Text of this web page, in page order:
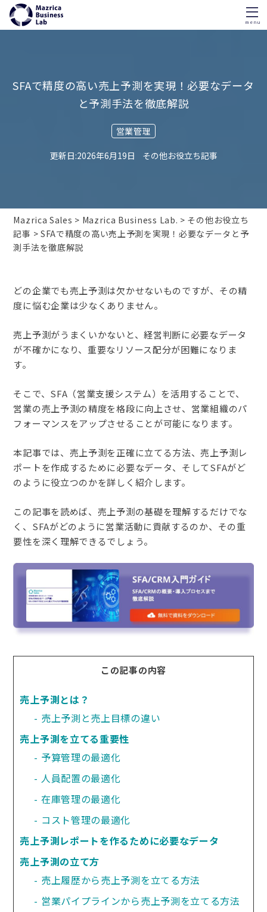
menu
SFAで精度の高い売上予測を実現！必要なデータ
と予測手法を徹底解説
営業管理
2026年6月19日 その他お役立ち記事
Mazrica Sales Mazrica Business Lab.
その他お役立ち
記事
SFAで精度の高い売上予測を実現！必要なデータと予
測手法を徹底解説
どの企業でも売上予測は欠かせないものですが、その精
度に悩む企業は少なくありません。
売上予測がうまくいかないと、経営判断に必要なデータ
が不確かになり、重要なリソース配分が困難になりま
す。
そこで、SFA（営業支援システム）を活用することで、
営業の売上予測の精度を格段に向上させ、営業組織のパ
フォーマンスをアップさせることが可能になります。
本記事では、売上予測を正確に立てる方法、売上予測レ
ポートを作成するために必要なデータ、そしてSFAがど
のように役立つのかを詳しく紹介します。
この記事を読めば、売上予測の基礎を理解するだけでな
く、SFAがどのように営業活動に貢献するのか、その重
要性を深く理解できるでしょう。
この記事の内容
売上予測とは？
売上予測と売上目標の違い
売上予測を立てる重要性
予算管理の最適化
人員配置の最適化
在庫管理の最適化
コスト管理の最適化
売上予測レポートを作るために必要なデータ
売上予測の立て方
売上履歴から売上予測を立てる方法
営業パイプラインから売上予測を立てる方法